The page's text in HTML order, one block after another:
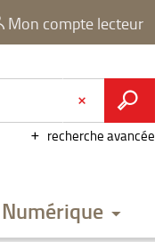
Mon compte lecteur
recherche avancée
Numérique